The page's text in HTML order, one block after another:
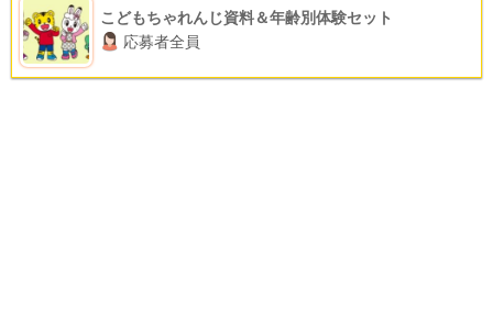
こどもちゃれんじ資料＆年齢別体験セット
応募者全員